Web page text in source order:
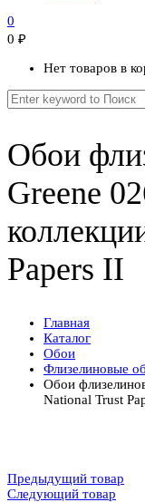
0
0 ₽
Нет товаров в
Обои
Greene
Papers II
Главная
Каталог
Обои
Флизелиновые
Обои
National Trust
Предыдущий товар
Следующий товар